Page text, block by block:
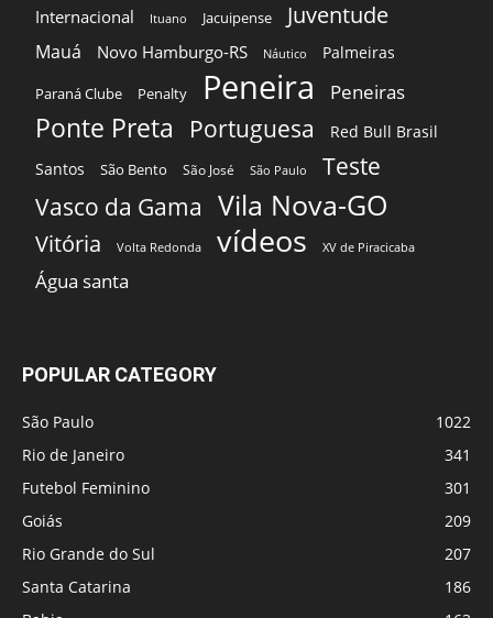
Internacional Ituano Jacuipense Juventude
Mauá Novo Hamburgo-RS Náutico Palmeiras
Paraná Clube Penalty Peneira Peneiras
Ponte Preta Portuguesa
Red Bull Brasil
Santos
São Bento São José São Paulo Teste
Vasco da Gama Vila Nova-GO
Vitória Volta Redonda vídeos XV de Piracicaba
Água santa
POPULAR CATEGORY
São Paulo
1022
Rio de Janeiro
341
Futebol Feminino
301
Goiás
209
Rio Grande do Sul
207
Santa Catarina
186